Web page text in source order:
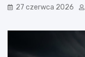
27 czerwca 2026